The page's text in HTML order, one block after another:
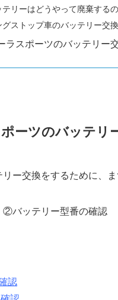
リーはどうやって廃棄する
ストップ車のバッテリー交
ラスポーツのバッテリー
ーツのバッテリ
ー交換をするために、
バッテリー型番の確認
認